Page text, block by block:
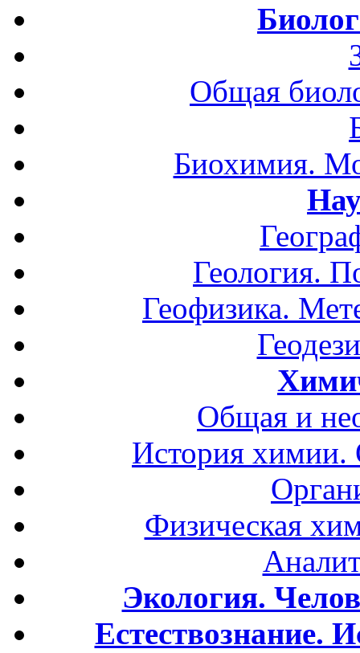
Общая
Биохимия.
Геология.
Геофизика.
Общая и
История
Физическая
Экология.
Естествознание.